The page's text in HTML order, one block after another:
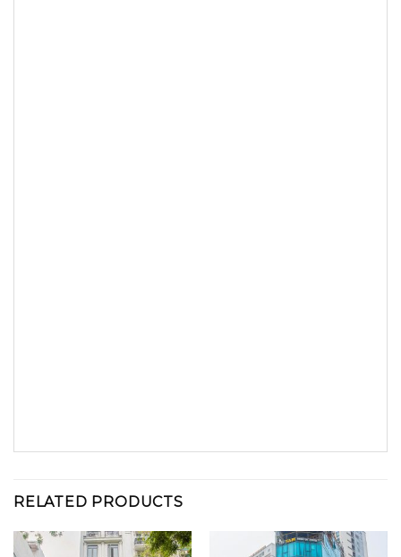
RELATED PRODUCTS